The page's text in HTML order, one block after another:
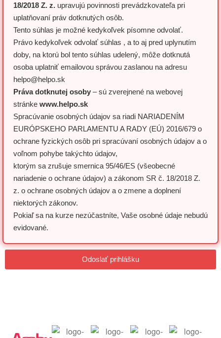
18/2018 Z. z. upravujú povinnosti prevádzkovateľa pri
uplatňovaní práv dotknutých osôb.
Tento súhlas je možné kedykoľvek písomne odvolať.
Právo kedykoľvek odvolať súhlas , a to aj pred uplynutím
doby, na ktorú bol tento súhlas udelený, môže dotknutá
osoba uplatniť emailovou správou zaslanou na adresu
helpo@helpo.sk
Práva dotknutej osoby – sú zverejnené na webovej
stránke www.helpo.sk
Spracúvanie osobných údajov sa riadi NARIADENÍM
EURÓPSKEHO PARLAMENTU A RADY (EÚ) 2016/679 o
ochrane fyzických osôb pri spracúvaní osobných údajov a o
voľnom pohybe takýchto údajov,
ktorým sa zrušuje smernica 95/46/ES (všeobecné
nariadenie o ochrane údajov) a zákonom SR č. 18/2018 Z.
z. o ochrane osobných údajov a o zmene a doplnení
niektorých zákonov.
Pokiaľ sa na kurze nezúčastníte, Vaše osobné údaje nebudú
evidované.
Odoslať prihlášku